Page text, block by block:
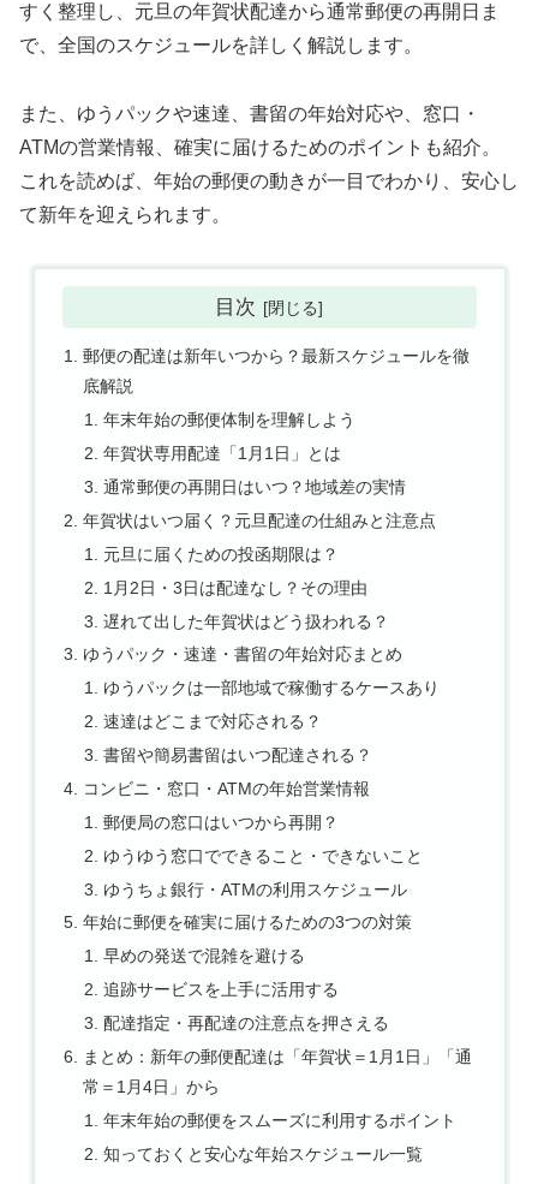
すく整理し、元旦の年賀状配達から通常郵便の再開日ま
で、全国のスケジュールを詳しく解説します。
また、ゆうパックや速達、書留の年始対応や、窓口・
ATMの営業情報、確実に届けるためのポイントも紹介。
これを読めば、年始の郵便の動きが一目でわかり、安心し
て新年を迎えられます。
目次
郵便の配達は新年いつから？最新スケジュールを徹
底解説
年末年始の郵便体制を理解しよう
年賀状専用配達「1月1日」とは
通常郵便の再開日はいつ？地域差の実情
年賀状はいつ届く？元旦配達の仕組みと注意点
元旦に届くための投函期限は？
1月2日・3日は配達なし？その理由
遅れて出した年賀状はどう扱われる？
ゆうパック・速達・書留の年始対応まとめ
ゆうパックは一部地域で稼働するケースあり
速達はどこまで対応される？
書留や簡易書留はいつ配達される？
コンビニ・窓口・ATMの年始営業情報
郵便局の窓口はいつから再開？
ゆうゆう窓口でできること・できないこと
ゆうちょ銀行・ATMの利用スケジュール
年始に郵便を確実に届けるための3つの対策
早めの発送で混雑を避ける
追跡サービスを上手に活用する
配達指定・再配達の注意点を押さえる
まとめ：新年の郵便配達は「年賀状＝1月1日」「通
常＝1月4日」から
年末年始の郵便をスムーズに利用するポイント
知っておくと安心な年始スケジュール一覧